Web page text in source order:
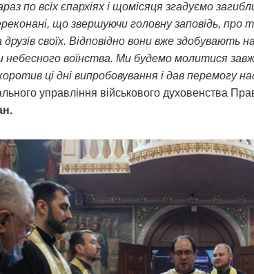
по всіх єпархіях і щомісяця згадуємо
що звершуючи головну заповідь, про
своїх. Відповідно вони вже здобувають
воїнства. Ми будемо молитися
ці дні випробовування і дав перемогу
управління військового духовенства